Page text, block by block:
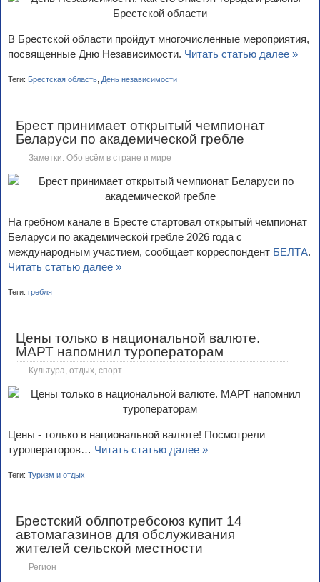
В Брестской области пройдут многочисленные мероприятия,
посвященные Дню Независимости. Читать статью далее »
Теги: Брестская область День независимости
Брест принимает открытый чемпионат
Беларуси по академической гребле
Заметки. Обо всём в стране и мире
На гребном канале в Бресте стартовал открытый чемпионат
Беларуси по академической гребле 2026 года с
международным участием, сообщает корреспондент БЕЛТА.
Читать статью далее »
Теги: гребля
Цены только в национальной валюте.
МАРТ напомнил туроператорам
Культура, отдых, спорт
Цены - только в национальной валюте! Посмотрели
туроператоров… Читать статью далее »
Теги: Туризм и отдых
Брестский облпотребсоюз купит 14
автомагазинов для обслуживания
жителей сельской местности
Регион